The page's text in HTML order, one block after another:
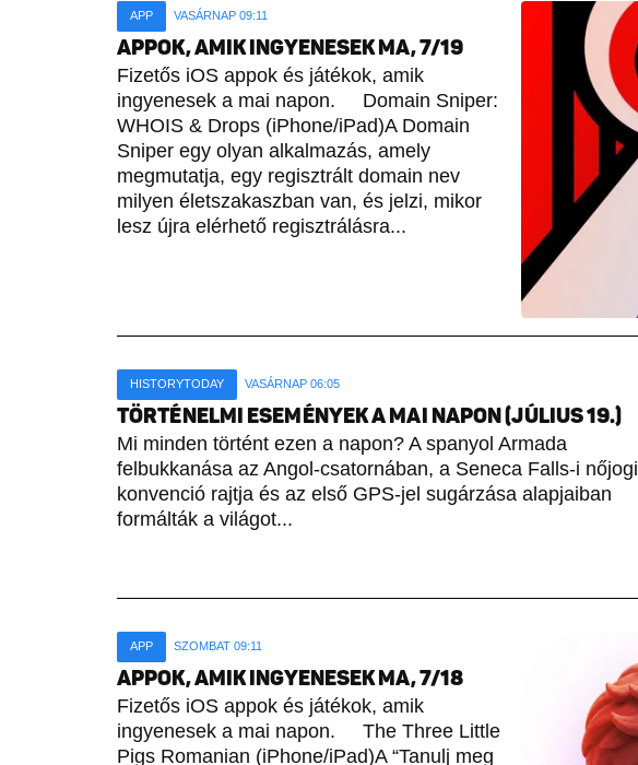
APP VASÁRNAP 09:11
APPOK, AMIK INGYENESEK MA, 7/19
Fizetős iOS appok és játékok, amik
ingyenesek a mai napon. Domain Sniper:
WHOIS & Drops (iPhone/iPad)A Domain
Sniper egy olyan alkalmazás, amely
megmutatja, egy regisztrált domain nev
milyen életszakaszban van, és jelzi, mikor
lesz újra elérhető regisztrálásra...
HISTORYTODAY VASÁRNAP 06:05
TÖRTÉNELMI ESEMÉNYEK A MAI NAPON (JÚLIUS 19.)
Mi minden történt ezen a napon? A spanyol Armada
felbukkanása az Angol-csatornában, a Seneca Falls-i nőjogi
konvenció rajtja és az első GPS-jel sugárzása alapjaiban
formálták a világot...
APP SZOMBAT 09:11
APPOK, AMIK INGYENESEK MA, 7/18
Fizetős iOS appok és játékok, amik
ingyenesek a mai napon. The Three Little
Pigs Romanian (iPhone/iPad)A “Tanulj meg